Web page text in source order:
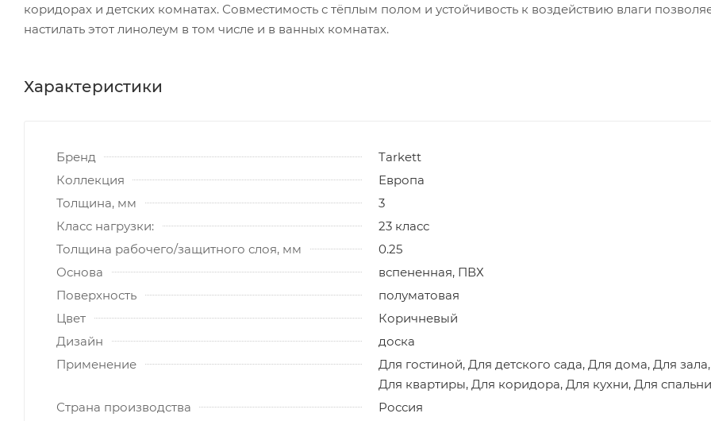
коридорах и детских комнатах. Совместимость с тёплым полом и устойчивость к воздействию влаги
настилать этот линолеум в том числе и в ванных комнатах.
Характеристики
Бренд
Tarkett
Коллекция
Европа
Толщина, мм
3
Класс нагрузки:
23 класс
Толщина рабочего/защитного слоя, мм
0.25
Основа
вспененная, ПВХ
Поверхность
полуматовая
Цвет
Коричневый
Дизайн
доска
Применение
Для гостиной, Для детского сада, Для дома, Для зала,
Для квартиры, Для коридора, Для кухни, Для спальни
Страна производства
Россия